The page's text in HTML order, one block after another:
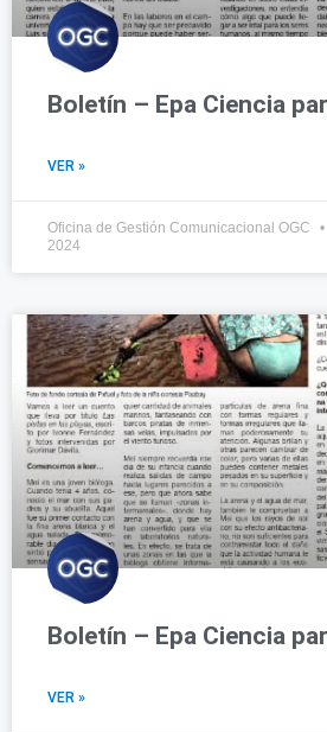
Boletín – Epa Ciencia
VER »
Oficina de Gestión Comunicacional OGC
2024
Boletín – Epa Ciencia
VER »